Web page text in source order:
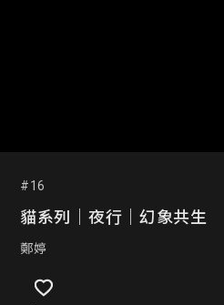
#16
貓系列｜夜行｜幻象共生
鄭婷